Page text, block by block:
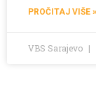
PROČITAJ VIŠE »
VBS Sarajevo